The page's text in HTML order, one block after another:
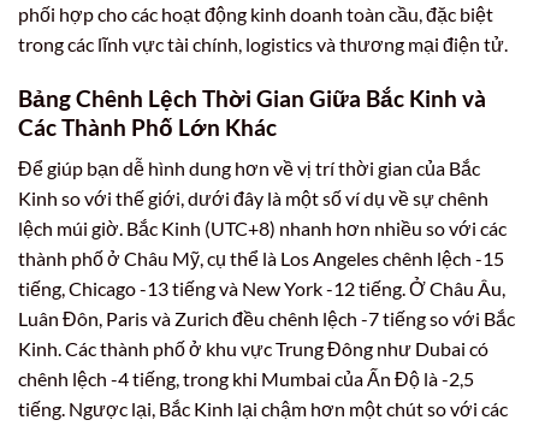
phối hợp cho các hoạt động kinh doanh toàn cầu, đặc biệt
trong các lĩnh vực tài chính, logistics và thương mại điện tử.
Bảng Chênh Lệch Thời Gian Giữa Bắc Kinh và
Các Thành Phố Lớn Khác
Để giúp bạn dễ hình dung hơn về vị trí thời gian của Bắc
Kinh so với thế giới, dưới đây là một số ví dụ về sự chênh
lệch múi giờ. Bắc Kinh (UTC+8) nhanh hơn nhiều so với các
thành phố ở Châu Mỹ, cụ thể là Los Angeles chênh lệch -15
tiếng, Chicago -13 tiếng và New York -12 tiếng. Ở Châu Âu,
Luân Đôn, Paris và Zurich đều chênh lệch -7 tiếng so với Bắc
Kinh. Các thành phố ở khu vực Trung Đông như Dubai có
chênh lệch -4 tiếng, trong khi Mumbai của Ấn Độ là -2,5
tiếng. Ngược lại, Bắc Kinh lại chậm hơn một chút so với các